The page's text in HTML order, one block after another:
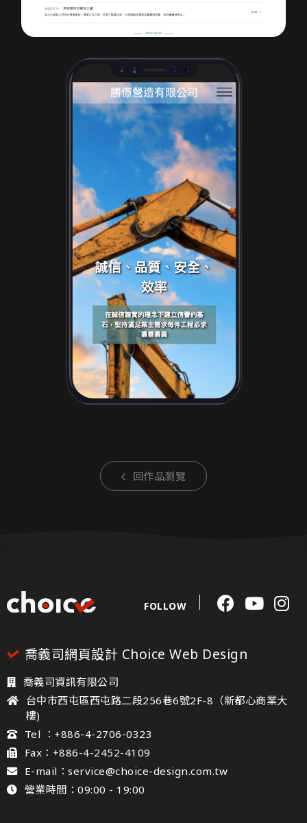
回作品瀏覽
FOLLOW
喬義司網頁設計 Choice Web Design
喬義司資訊有限公司
台中市西屯區西屯路二段256巷6號2F-8（新都心商業大
樓)
Tel ：+886-4-2706-0323
Fax：+886-4-2452-4109
E-mail：service@choice-design.com.tw
營業時間：09:00 - 19:00